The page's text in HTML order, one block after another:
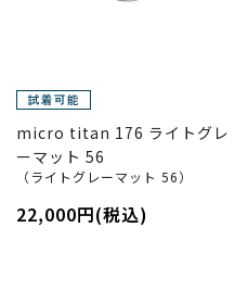
micro titan 176 ライトグレ
ーマット 56
（ライトグレーマット 56）
22,000円(税込)